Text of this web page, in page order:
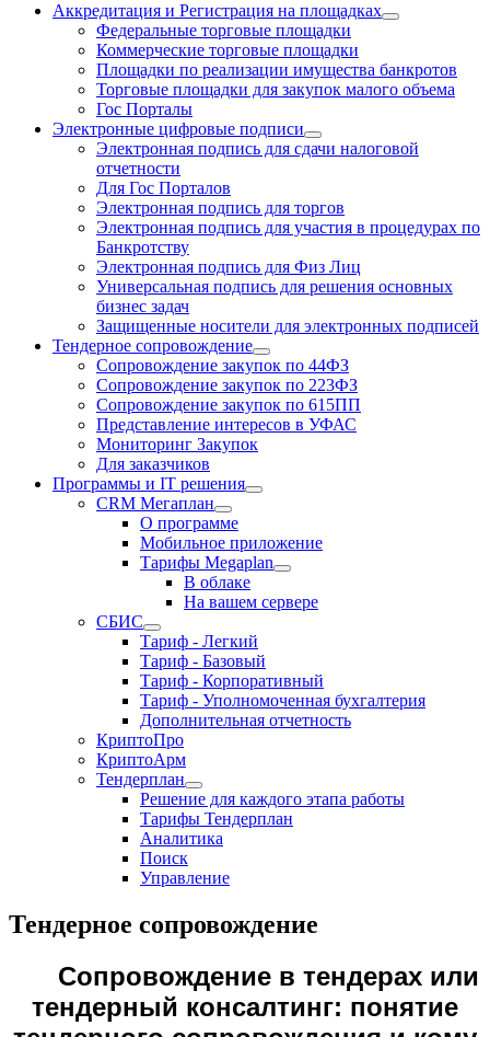
Аккредитация и Регистрация на площадках
Федеральные торговые площадки
Коммерческие торговые площадки
Площадки по реализации имущества банкротов
Торговые площадки для закупок малого объема
Гос Порталы
Электронные цифровые подписи
Электронная подпись для сдачи налоговой
отчетности
Для Гос Порталов
Электронная подпись для торгов
Электронная подпись для участия в процедурах по
Банкротству
Электронная подпись для Физ Лиц
Универсальная подпись для решения основных
бизнес задач
Защищенные носители для электронных подписей
Тендерное сопровождение
Сопровождение закупок по 44ФЗ
Сопровождение закупок по 223ФЗ
Сопровождение закупок по 615ПП
Представление интересов в УФАС
Мониторинг Закупок
Для заказчиков
Программы и IT решения
CRM Мегаплан
О программе
Мобильное приложение
Тарифы Megaplan
В облаке
На вашем сервере
СБИС
Тариф - Легкий
Тариф - Базовый
Тариф - Корпоративный
Тариф - Уполномоченная бухгалтерия
Дополнительная отчетность
КриптоПро
КриптоАрм
Тендерплан
Решение для каждого этапа работы
Тарифы Тендерплан
Аналитика
Поиск
Управление
Тендерное сопровождение
Сопровождение в тендерах или
тендерный консалтинг: понятие